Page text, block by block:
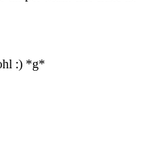
:) *g*